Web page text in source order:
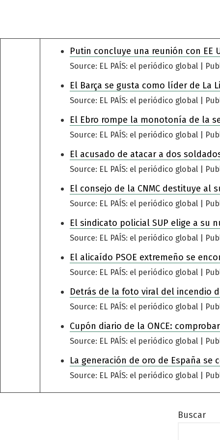
Putin concluye una reunión con EE
Source: EL PAÍS: el periódico global
El Barça se gusta como líder de La
Source: EL PAÍS: el periódico global
El Ebro rompe la monotonía de la
Source: EL PAÍS: el periódico global
El acusado de atacar a dos
Source: EL PAÍS: el periódico global
El consejo de la CNMC destituye
Source: EL PAÍS: el periódico global
El sindicato policial SUP elige a su
Source: EL PAÍS: el periódico global
El alicaído PSOE extremeño se
Source: EL PAÍS: el periódico global
Detrás de la foto viral del incendio
Source: EL PAÍS: el periódico global
Cupón diario de la ONCE:
Source: EL PAÍS: el periódico global
La generación de oro de España
Source: EL PAÍS: el periódico global
Buscar